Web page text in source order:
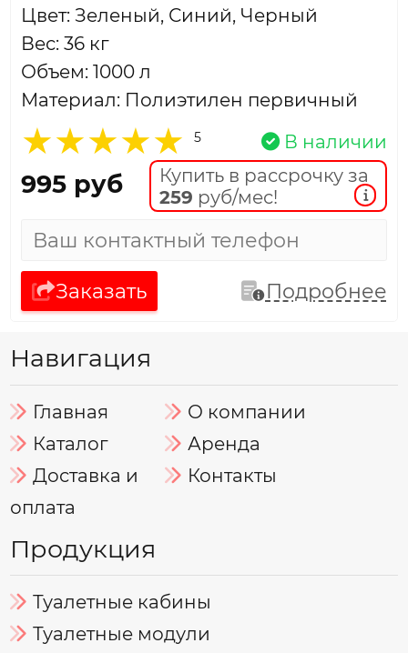
Цвет: Зеленый, Синий, Черный
Вес: 36 кг
Объем: 1000 л
Материал: Полиэтилен первичный
5 В наличии
995 руб
Купить в рассрочку за
259 руб/мес!
Заказать Подробнее
Навигация
Главная
О компании
Каталог
Аренда
Доставка и
оплата
Контакты
Продукция
Туалетные кабины
Туалетные модули